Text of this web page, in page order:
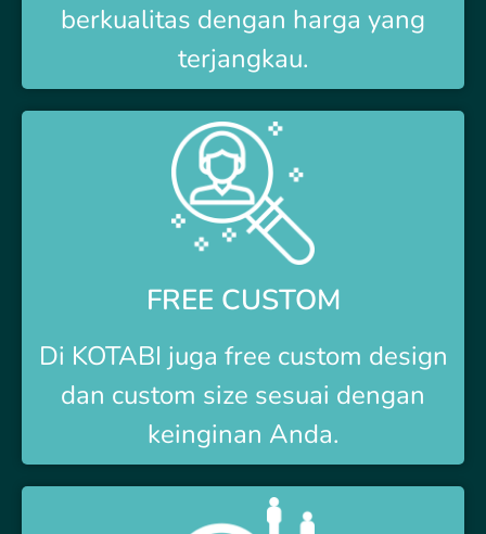
berkualitas dengan harga yang
terjangkau.
FREE CUSTOM
Di KOTABI juga free custom design
dan custom size sesuai dengan
keinginan Anda.